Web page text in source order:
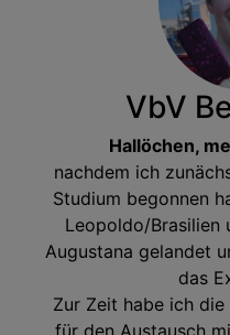
VbV
Hallöchen,
nachdem ich
Studium begonnen
Leopoldo/Brasilien
Augustana gelandet
das
Zur Zeit habe ich
für den Austausch